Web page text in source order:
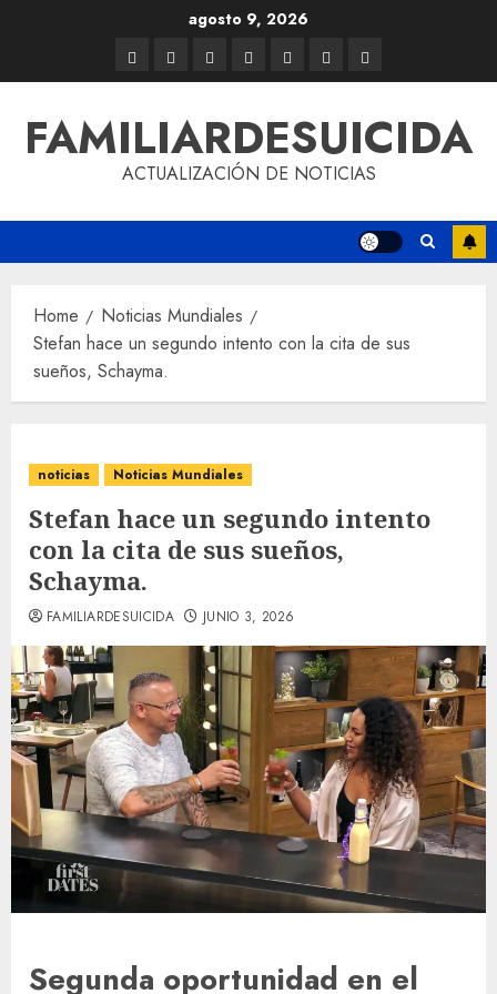
agosto 9, 2026
FAMILIARDESUICIDA
ACTUALIZACIÓN DE NOTICIAS
Home
Noticias Mundiales
Stefan hace un segundo intento con la cita de sus
sueños, Schayma.
noticias Noticias Mundiales
Stefan hace un segundo intento
con la cita de sus sueños,
Schayma.
FAMILIARDESUICIDA JUNIO 3, 2026
Segunda oportunidad en el